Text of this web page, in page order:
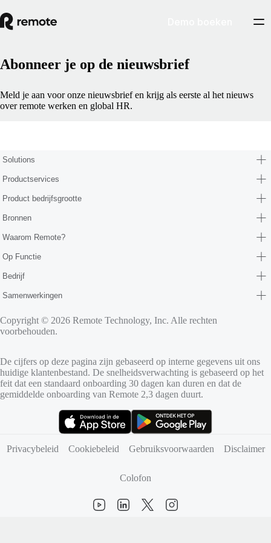
Abonneer je op de nieuwsbrief
Meld je aan voor onze nieuwsbrief en krijg als eerste al het nieuws
over remote werken en global HR.
Solutions
Productservices
Product bedrijfsgrootte
Bronnen
Waarom Remote?
Op Functie
Bedrijf
Samenwerkingen
Copyright © 2026 Remote Technology, Inc. Alle rechten
voorbehouden.
De cijfers op deze pagina zijn gebaseerd op interne gegevens uit ons
huidige klantenbestand. De snelheidsverwachting is gebaseerd op het
feit dat een standaard onboarding 30 dagen kan duren en dat de
gemiddelde onboarding van Remote 2,3 dagen duurt.
Privacybeleid
Cookiebeleid Gebruiksvoorwaarden Disclaimer
Colofon